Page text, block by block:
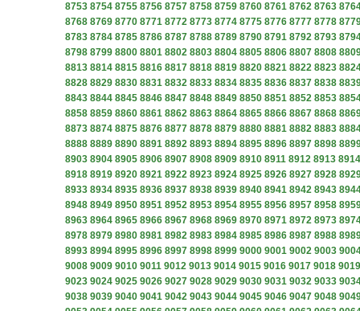
8753 8754 8755 8756 8757 8758 8759 8760 8761 8762 8763
8768 8769 8770 8771 8772 8773 8774 8775 8776 8777 8778
8783 8784 8785 8786 8787 8788 8789 8790 8791 8792 8793
8798 8799 8800 8801 8802 8803 8804 8805 8806 8807 8808
8813 8814 8815 8816 8817 8818 8819 8820 8821 8822 8823
8828 8829 8830 8831 8832 8833 8834 8835 8836 8837 8838
8843 8844 8845 8846 8847 8848 8849 8850 8851 8852 8853
8858 8859 8860 8861 8862 8863 8864 8865 8866 8867 8868
8873 8874 8875 8876 8877 8878 8879 8880 8881 8882 8883
8888 8889 8890 8891 8892 8893 8894 8895 8896 8897 8898
8903 8904 8905 8906 8907 8908 8909 8910 8911 8912 8913 8914
8918 8919 8920 8921 8922 8923 8924 8925 8926 8927 8928
8933 8934 8935 8936 8937 8938 8939 8940 8941 8942 8943
8948 8949 8950 8951 8952 8953 8954 8955 8956 8957 8958
8963 8964 8965 8966 8967 8968 8969 8970 8971 8972 8973
8978 8979 8980 8981 8982 8983 8984 8985 8986 8987 8988
8993 8994 8995 8996 8997 8998 8999 9000 9001 9002 9003
9008 9009 9010 9011 9012 9013 9014 9015 9016 9017 9018 9019
9023 9024 9025 9026 9027 9028 9029 9030 9031 9032 9033
9038 9039 9040 9041 9042 9043 9044 9045 9046 9047 9048